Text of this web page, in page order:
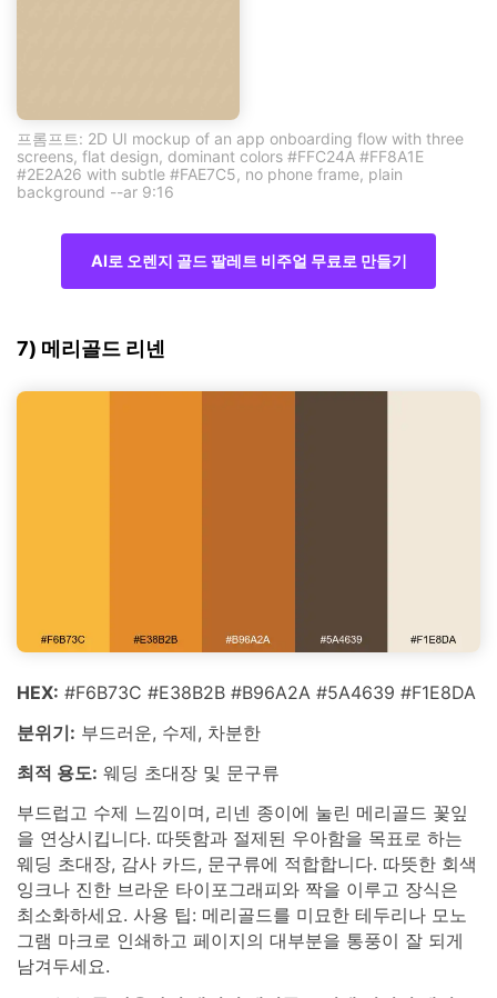
프롬프트: 2D UI mockup of an app onboarding flow with three
screens, flat design, dominant colors #FFC24A #FF8A1E
#2E2A26 with subtle #FAE7C5, no phone frame, plain
background --ar 9:16
AI로 오렌지 골드 팔레트 비주얼 무료로 만들기
7) 메리골드 리넨
HEX: #F6B73C #E38B2B #B96A2A #5A4639 #F1E8DA
분위기: 부드러운, 수제, 차분한
최적 용도: 웨딩 초대장 및 문구류
부드럽고 수제 느낌이며, 리넨 종이에 눌린 메리골드 꽃잎
을 연상시킵니다. 따뜻함과 절제된 우아함을 목표로 하는
웨딩 초대장, 감사 카드, 문구류에 적합합니다. 따뜻한 회색
잉크나 진한 브라운 타이포그래피와 짝을 이루고 장식은
최소화하세요. 사용 팁: 메리골드를 미묘한 테두리나 모노
그램 마크로 인쇄하고 페이지의 대부분을 통풍이 잘 되게
남겨두세요.